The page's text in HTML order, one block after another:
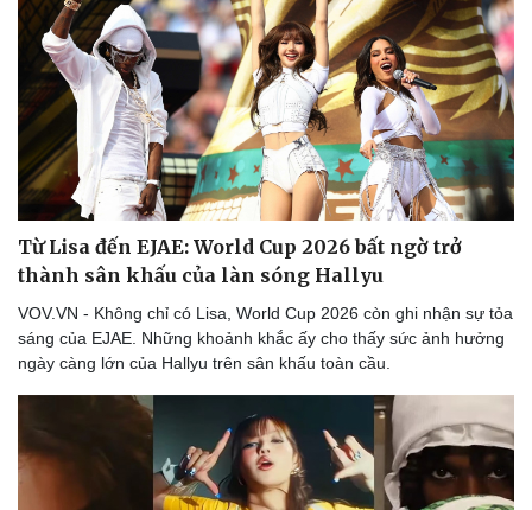
Làm đẹp - giảm cân
Phòng mạch online
Ăn sạch sống khỏe
Từ Lisa đến EJAE: World Cup 2026 bất ngờ trở
thành sân khấu của làn sóng Hallyu
VOV.VN - Không chỉ có Lisa, World Cup 2026 còn ghi nhận sự tỏa
sáng của EJAE. Những khoảnh khắc ấy cho thấy sức ảnh hưởng
ngày càng lớn của Hallyu trên sân khấu toàn cầu.